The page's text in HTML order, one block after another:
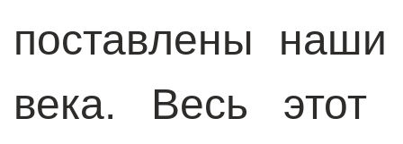
поставлены
века. Весь этот